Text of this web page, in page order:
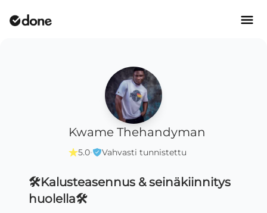
Kwame Thehandyman
5.0· Vahvasti tunnistettu
🛠️Kalusteasennus & seinäkiinnitys
huolella🛠️